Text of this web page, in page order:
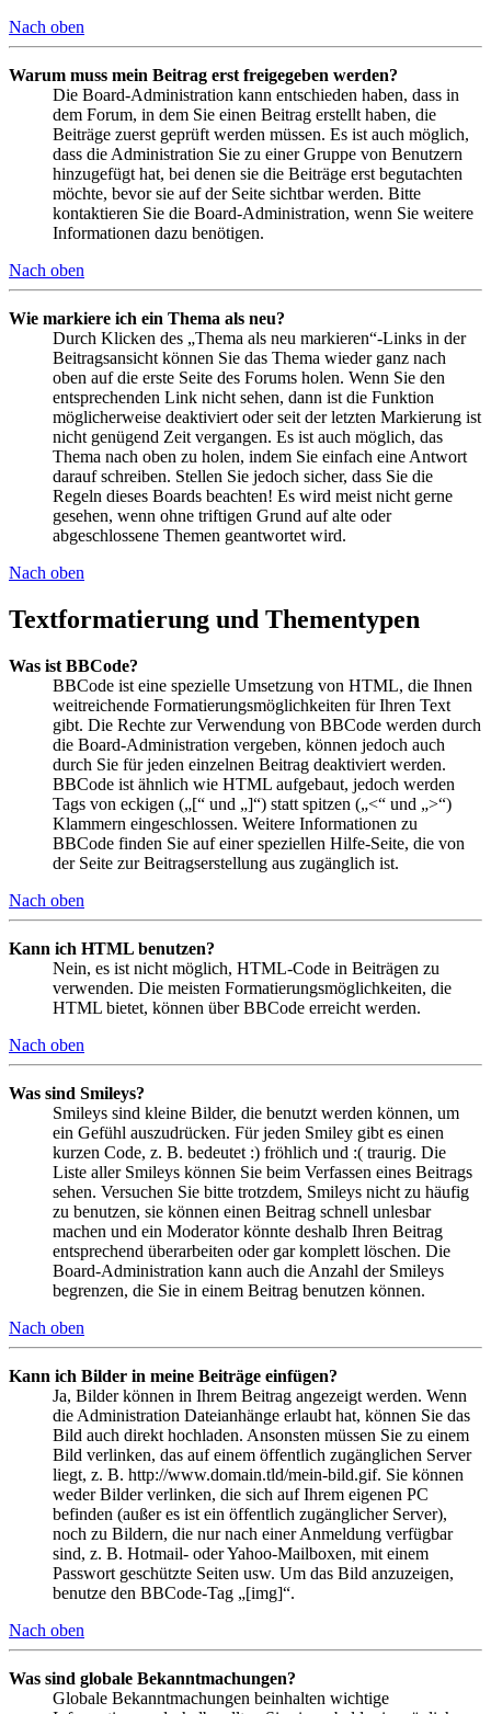
Nach oben
Warum muss mein Beitrag erst freigegeben werden?
Die Board-Administration kann entschieden haben, dass in
dem Forum, in dem Sie einen Beitrag erstellt haben, die
Beiträge zuerst geprüft werden müssen. Es ist auch möglich,
dass die Administration Sie zu einer Gruppe von Benutzern
hinzugefügt hat, bei denen sie die Beiträge erst begutachten
möchte, bevor sie auf der Seite sichtbar werden. Bitte
kontaktieren Sie die Board-Administration, wenn Sie weitere
Informationen dazu benötigen.
Nach oben
Wie markiere ich ein Thema als neu?
Durch Klicken des „Thema als neu markieren“-Links in der
Beitragsansicht können Sie das Thema wieder ganz nach
oben auf die erste Seite des Forums holen. Wenn Sie den
entsprechenden Link nicht sehen, dann ist die Funktion
möglicherweise deaktiviert oder seit der letzten Markierung ist
nicht genügend Zeit vergangen. Es ist auch möglich, das
Thema nach oben zu holen, indem Sie einfach eine Antwort
darauf schreiben. Stellen Sie jedoch sicher, dass Sie die
Regeln dieses Boards beachten! Es wird meist nicht gerne
gesehen, wenn ohne triftigen Grund auf alte oder
abgeschlossene Themen geantwortet wird.
Nach oben
Textformatierung und Thementypen
Was ist BBCode?
BBCode ist eine spezielle Umsetzung von HTML, die Ihnen
weitreichende Formatierungsmöglichkeiten für Ihren Text
gibt. Die Rechte zur Verwendung von BBCode werden durch
die Board-Administration vergeben, können jedoch auch
durch Sie für jeden einzelnen Beitrag deaktiviert werden.
BBCode ist ähnlich wie HTML aufgebaut, jedoch werden
Tags von eckigen („[“ und „]“) statt spitzen („<“ und „>“)
Klammern eingeschlossen. Weitere Informationen zu
BBCode finden Sie auf einer speziellen Hilfe-Seite, die von
der Seite zur Beitragserstellung aus zugänglich ist.
Nach oben
Kann ich HTML benutzen?
Nein, es ist nicht möglich, HTML-Code in Beiträgen zu
verwenden. Die meisten Formatierungsmöglichkeiten, die
HTML bietet, können über BBCode erreicht werden.
Nach oben
Was sind Smileys?
Smileys sind kleine Bilder, die benutzt werden können, um
ein Gefühl auszudrücken. Für jeden Smiley gibt es einen
kurzen Code, z. B. bedeutet :) fröhlich und :( traurig. Die
Liste aller Smileys können Sie beim Verfassen eines Beitrags
sehen. Versuchen Sie bitte trotzdem, Smileys nicht zu häufig
zu benutzen, sie können einen Beitrag schnell unlesbar
machen und ein Moderator könnte deshalb Ihren Beitrag
entsprechend überarbeiten oder gar komplett löschen. Die
Board-Administration kann auch die Anzahl der Smileys
begrenzen, die Sie in einem Beitrag benutzen können.
Nach oben
Kann ich Bilder in meine Beiträge einfügen?
Ja, Bilder können in Ihrem Beitrag angezeigt werden. Wenn
die Administration Dateianhänge erlaubt hat, können Sie das
Bild auch direkt hochladen. Ansonsten müssen Sie zu einem
Bild verlinken, das auf einem öffentlich zugänglichen Server
liegt, z. B. http://www.domain.tld/mein-bild.gif. Sie können
weder Bilder verlinken, die sich auf Ihrem eigenen PC
befinden (außer es ist ein öffentlich zugänglicher Server),
noch zu Bildern, die nur nach einer Anmeldung verfügbar
sind, z. B. Hotmail- oder Yahoo-Mailboxen, mit einem
Passwort geschützte Seiten usw. Um das Bild anzuzeigen,
benutze den BBCode-Tag „[img]“.
Nach oben
Was sind globale Bekanntmachungen?
Globale Bekanntmachungen beinhalten wichtige